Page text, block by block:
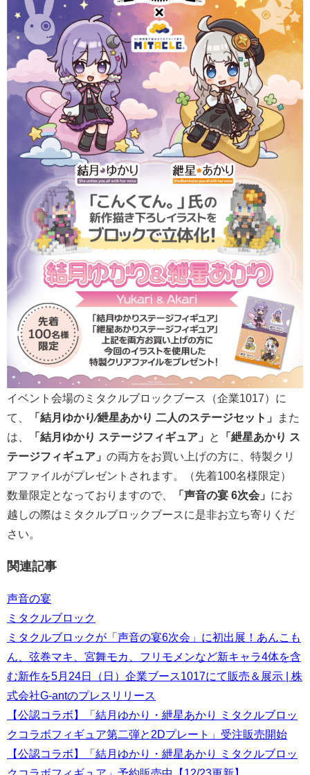
イベント会場のミタクルブロックブース（企業1017）に
て、
「結⽉ゆかり∕紲星あかり ⼆⼈のステージセット」
また
は、
「結月ゆかり ステージフィギュア」 と
「紲星あかり ス
テージフィギュア」 の両方をお買い上げの方に、特製クリ
アファイルがプレゼントされます。（先着100名様限定）
数量限定となっておりますので、
「 声音の宴 6次会 」 にお
越しの際はミタクルブロックブースに是非お立ち寄りくだ
さい。
関連記事
声音の宴
ミタクルブロック
ミタクルブロックが「声音の宴6次会」に初出展！あんこも
ん、弦巻マキ、宮舞モカ、フリモメンなど新キャラ4体を含
む新作を5月24日（日）企業ブース1017にて販売＆展示 | 株
式会社G-antのプレスリリース
【公認コラボ】「結月ゆかり・紲星あかり ミタクルブロッ
クコラボフィギュア第二弾と2Dプレート」受注販売開始
【公認コラボ】「結月ゆかり・紲星あかり ミタクルブロッ